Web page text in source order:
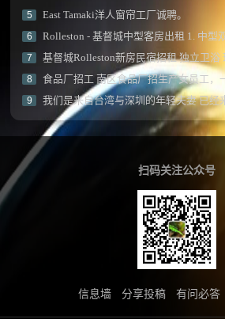
5 East Tamaki洋人窗帘工厂诚聘。
6 Rolleston - 基督城中型客房出租 1. 中型
7 基督城Rolleston新房民宿招租 独立卫浴
8 食品厂招工 南区食品厂招生产女员工，
9 我们是来自台湾与深圳的年轻夫妻 已经
扫码关注公众号
信息墙 分享投稿 有问必答